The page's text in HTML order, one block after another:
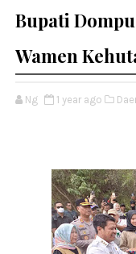
Bupati
Wamen
Ng 1 year ago